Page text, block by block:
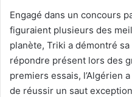
Engagé dans un concours
figuraient plusieurs des
planète, Triki a démontré
répondre présent lors des
premiers essais, l’Algérien
de réussir un saut